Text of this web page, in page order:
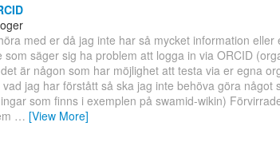
med er då jag inte har så mycket information eller
som säger sig ha problem att logga in via ORCID
är någon som har möjlighet att testa via er egna
jag har förstått så ska jag inte behöva göra något
som finns i exemplen på swamid-wikin)
… [View More]